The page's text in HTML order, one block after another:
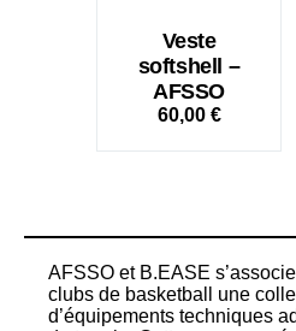
Veste
softshell –
AFSSO
60,00 €
AFSSO et B.EASE
clubs de basketball une
d’équipements techniques